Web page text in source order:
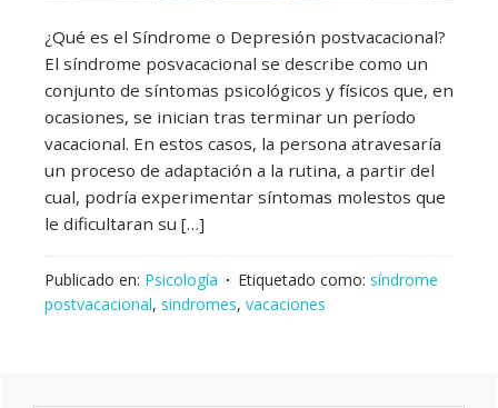
¿Qué es el Síndrome o Depresión postvacacional?
El síndrome posvacacional se describe como un
conjunto de síntomas psicológicos y físicos que, en
ocasiones, se inician tras terminar un período
vacacional. En estos casos, la persona atravesaría
un proceso de adaptación a la rutina, a partir del
cual, podría experimentar síntomas molestos que
le dificultaran su […]
Publicado en: Psicología Etiquetado como: síndrome
postvacacional, sindromes, vacaciones